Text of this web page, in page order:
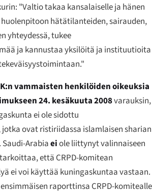
"Valtio takaa kansalaiselle ja hänen
huolenpitoon hätätilanteiden, sairauden,
yhteydessä, tukee
ja kannustaa yksilöitä ja instituutioita
vammaisten henkilöiden oikeuksia
24. kesäkuuta 2008varauksin,
ei ole sidottu
ovat ristiriidassa islamlaisen sharian
Arabiaeiole liittynyt valinnaiseen
että CRPD-komitean
ei voi käyttää kuningaskuntaa vastaan.
raporttinsa CRPD-komitealle